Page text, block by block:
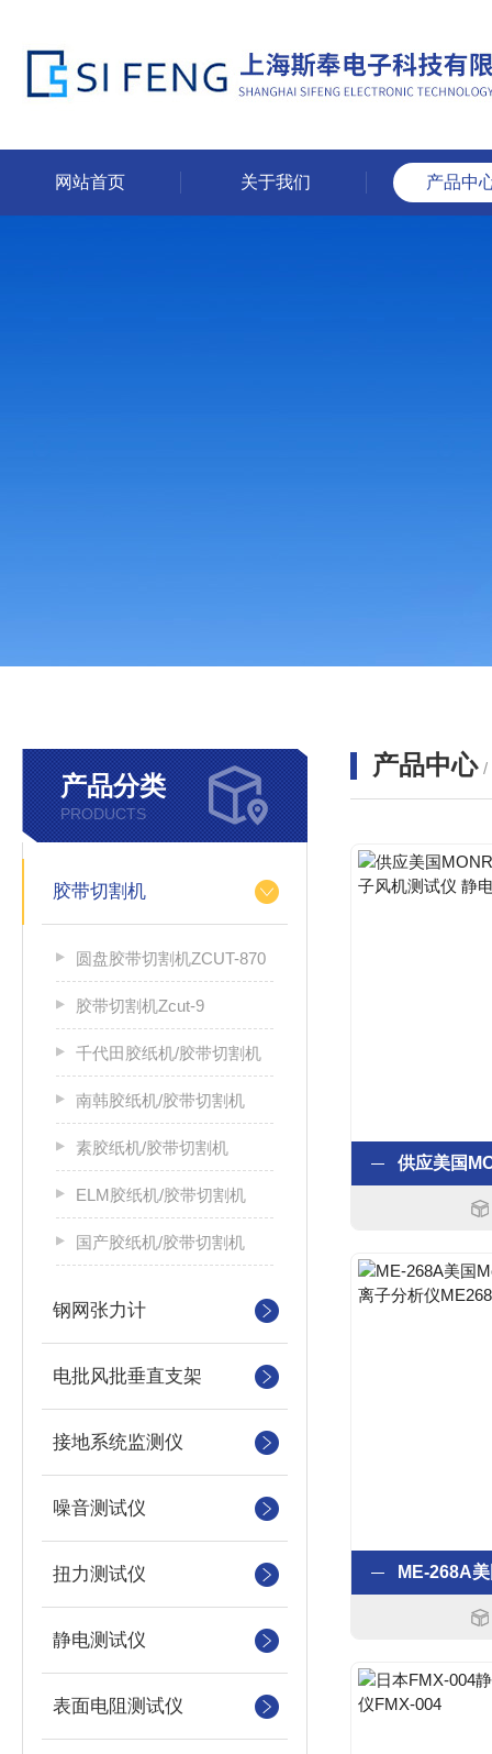
网站首页 关于我们 产品中
产品分类
PRODUCTS
胶带切割机
圆盘胶带切割机ZCUT-870
胶带切割机Zcut-9
千代田胶纸机/胶带切割机
南韩胶纸机/胶带切割机
素胶纸机/胶带切割机
ELM胶纸机/胶带切割机
国产胶纸机/胶带切割机
钢网张力计
电批风批垂直支架
接地系统监测仪
噪音测试仪
扭力测试仪
静电测试仪
表面电阻测试仪
产品中心 /